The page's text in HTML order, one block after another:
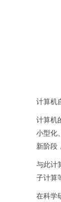
计算机
计算机
小型化
新阶段
与此计
子计算
在科学